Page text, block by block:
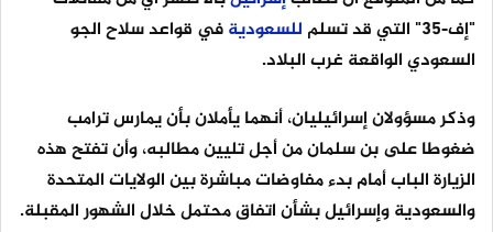
"إف-35" التي قد تسلم
للسعوديةفي قواعد سلاح الجو
السعودي الواقعة غرب البلاد.
وذكر مسؤولان إسرائيليان، أنهما يأملان بأن يمارس ترامب
ضغوطا على بن سلمان من أجل تليين مطالبه، وأن تفتح هذه
الزيارة الباب أمام بدء مفاوضات مباشرة بين الولايات المتحدة
والسعودية وإسرائيل بشأن اتفاق محتمل خلال الشهور المقبلة.